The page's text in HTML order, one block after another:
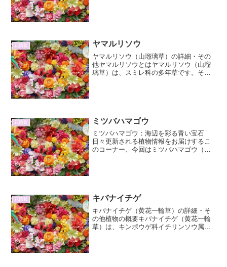
花情報 ヤマルリソウ
ヤマルリソウ（山瑠璃草）の詳細・その
他ヤマルリソウとはヤマルリソウ（山瑠
璃草）は、スミレ科の多年草です。その
花情報 ミツバハマゴウ
ミツバハマゴウ：海辺を彩る青い宝石
日々更新される植物情報をお届けするこ
のコーナー、今回はミツバハマゴウ（三
花情報 キバナイチゲ
キバナイチゲ（黄花一輪草）の詳細・そ
の他植物の概要キバナイチゲ（黄花一輪
草）は、キンポウゲ科イチリンソウ属に